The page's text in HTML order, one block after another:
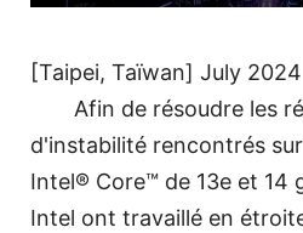
[Taipei, Taïwan] July 2024
Afin de résoudre les
d'instabilité rencontrés
Intel® Core™ de 13e et 14
Intel ont travaillé en